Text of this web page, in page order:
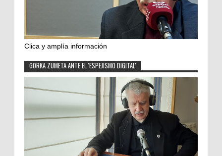
Clica y amplía información
GORKA ZUMETA ANTE EL 'ESPEJISMO DIGITAL'